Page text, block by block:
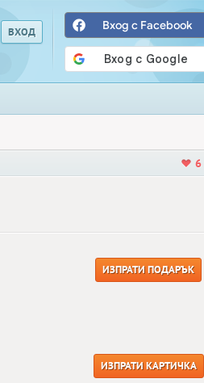
Вход с Facebook
6
ИЗПРАТИ ПОДАРЪК
ИЗПРАТИ КАРТИЧКА